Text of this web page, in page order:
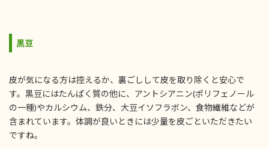
黒豆
皮が気になる方は控えるか、裏ごしして皮を取り除くと安心で
す。黒豆にはたんぱく質の他に、アントシアニン(ポリフェノール
の一種)やカルシウム、鉄分、大豆イソフラボン、食物繊維などが
含まれています。体調が良いときには少量を皮ごといただきたい
ですね。